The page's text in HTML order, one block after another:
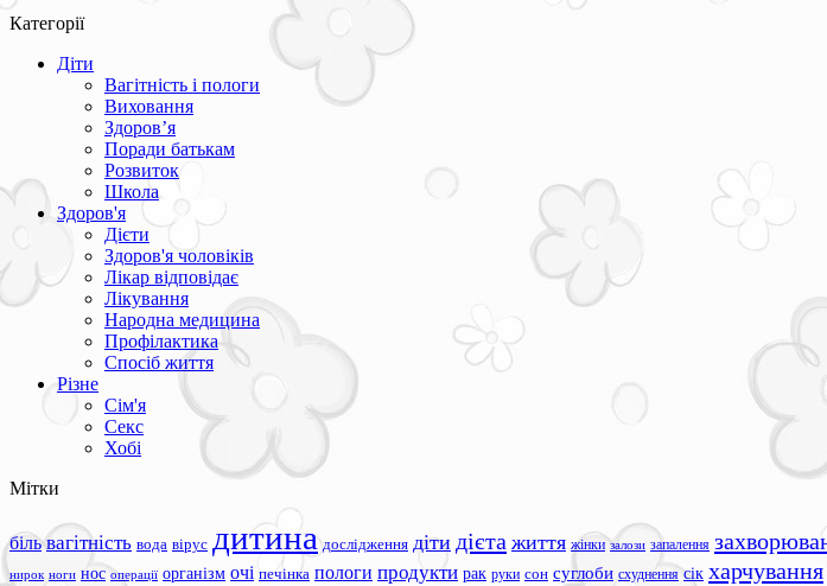
Категорії
Діти
Вагітність і пологи
Виховання
Здоров’я
Поради батькам
Розвиток
Школа
Здоров'я
Дієти
Здоров'я чоловіків
Лікар відповідає
Лікування
Народна медицина
Профілактика
Спосіб життя
Різне
Сім'я
Секс
Хобі
Мітки
біль вагітність вода вірус дитина дослідження діти дієта життя жінки залози запалення
нирок ноги нос операції організм очі печінка пологи продукти рак руки сон суглоби схуднення сік харчування